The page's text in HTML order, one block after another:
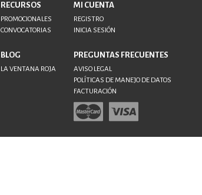
RECURSOS
PROMOCIONALES
CONVOCATORIAS
BLOG
LA VENTANA ROJA
MI CUENTA
REGISTRO
INICIA SESIÓN
PREGUNTAS FRECUENTES
AVISO LEGAL
POLÍTICAS DE MANEJO DE DATOS
FACTURACIÓN